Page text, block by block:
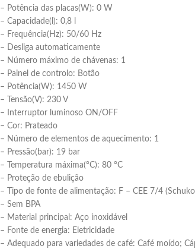
– Potência das placas(W): 0 W
– Capacidade(l): 0,8 l
– Frequência(Hz): 50/60 Hz
– Desliga automaticamente
– Número máximo de chávenas: 1
– Painel de controlo: Botão
– Potência(W): 1450 W
– Tensão(V): 230 V
– Interruptor luminoso ON/OFF
– Cor: Prateado
– Número de elementos de aquecimento: 1
– Pressão(bar): 19 bar
– Temperatura máxima(°C): 80 °C
– Proteção de ebulição
– Tipo de fonte de alimentação: F – CEE 7/4
– Sem BPA
– Material principal: Aço inoxidável
– Fonte de energia: Eletricidade
– Adequado para variedades de café: Café moído;